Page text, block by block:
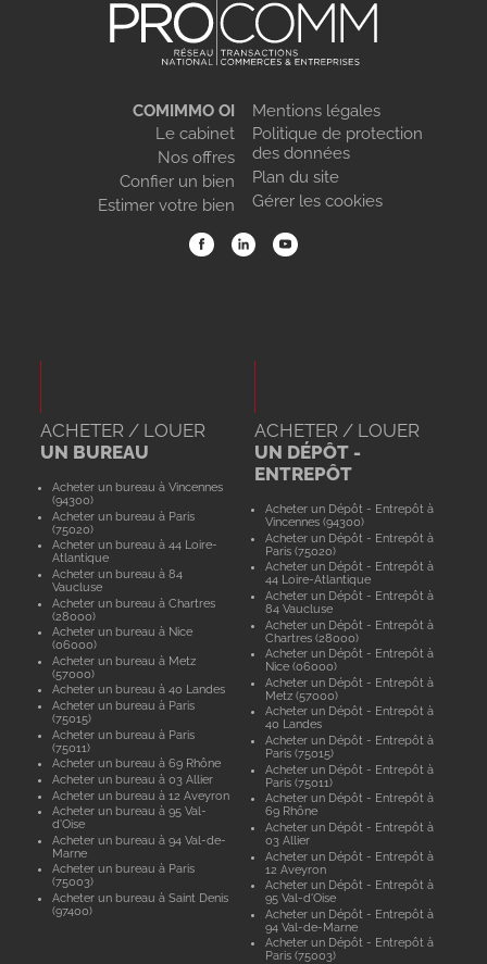
COMIMMO OI
Le cabinet
Nos offres
Confier un bien
Estimer votre bien
Mentions légales
Politique de protection
des données
Plan du site
Gérer les cookies
ACHETER / LOUER
UN BUREAU
Acheter un bureau à Vincennes
(94300)
Acheter un bureau à Paris
(75020)
Acheter un bureau à 44 Loire-
Atlantique
Acheter un bureau à 84
Vaucluse
Acheter un bureau à Chartres
(28000)
Acheter un bureau à Nice
(06000)
Acheter un bureau à Metz
(57000)
Acheter un bureau à 40 Landes
Acheter un bureau à Paris
(75015)
Acheter un bureau à Paris
(75011)
Acheter un bureau à 69 Rhône
Acheter un bureau à 03 Allier
Acheter un bureau à 12 Aveyron
Acheter un bureau à 95 Val-
d'Oise
Acheter un bureau à 94 Val-de-
Marne
Acheter un bureau à Paris
(75003)
Acheter un bureau à Saint Denis
(97400)
ACHETER / LOUER
UN DÉPÔT -
ENTREPÔT
Acheter un Dépôt - Entrepôt à
Vincennes (94300)
Acheter un Dépôt - Entrepôt à
Paris (75020)
Acheter un Dépôt - Entrepôt à
44 Loire-Atlantique
Acheter un Dépôt - Entrepôt à
84 Vaucluse
Acheter un Dépôt - Entrepôt à
Chartres (28000)
Acheter un Dépôt - Entrepôt à
Nice (06000)
Acheter un Dépôt - Entrepôt à
Metz (57000)
Acheter un Dépôt - Entrepôt à
40 Landes
Acheter un Dépôt - Entrepôt à
Paris (75015)
Acheter un Dépôt - Entrepôt à
Paris (75011)
Acheter un Dépôt - Entrepôt à
69 Rhône
Acheter un Dépôt - Entrepôt à
03 Allier
Acheter un Dépôt - Entrepôt à
12 Aveyron
Acheter un Dépôt - Entrepôt à
95 Val-d'Oise
Acheter un Dépôt - Entrepôt à
94 Val-de-Marne
Acheter un Dépôt - Entrepôt à
Paris (75003)